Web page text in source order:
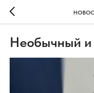
Необычный